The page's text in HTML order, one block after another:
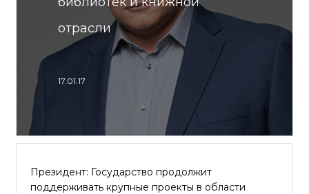
отрасли
17.01.17
Президент: Государство продолжит
поддерживать крупные проекты в области